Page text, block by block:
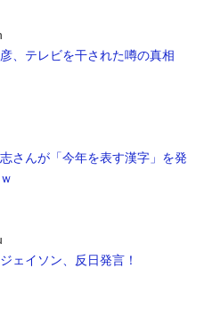
彦、テレビを干された噂の真相
志さんが「今年を表す漢字」を発
ェイソン、反日発言！